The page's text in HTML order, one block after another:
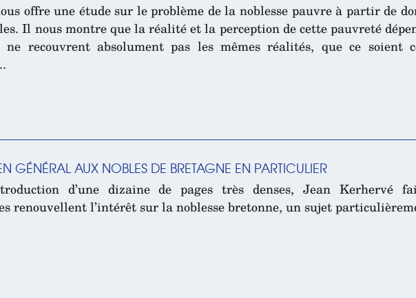
offre une étude sur le problème de la noblesse pauvre à partir de
Il nous montre que la réalité et la perception de cette pauvreté
recouvrent absolument pas les mêmes réalités, que ce soient
GÉNÉRAL AUX NOBLES DE BRETAGNE EN PARTICULIER
d’une dizaine de pages très denses, Jean Kerhervé
renouvellent l’intérêt sur la noblesse bretonne, un sujet